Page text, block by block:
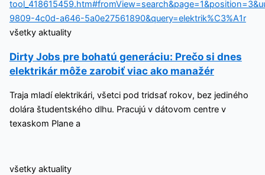
všetky aktuality
Dirty Jobs pre bohatú generáciu: Prečo si dnes
elektrikár môže zarobiť viac ako manažér
Traja mladí elektrikári, všetci pod tridsať rokov, bez jediného
dolára študentského dlhu. Pracujú v dátovom centre v
texaskom Plane a
všetky aktuality